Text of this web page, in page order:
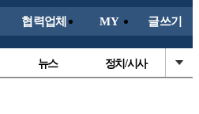
협력업체 MY 글쓰기
뉴스 정치/시사